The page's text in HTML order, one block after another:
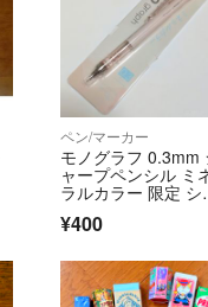
ペン/マーカー
モノグラフ 0.3mm
ャープペンシル ミ
ラルカラー 限定 シ
¥400